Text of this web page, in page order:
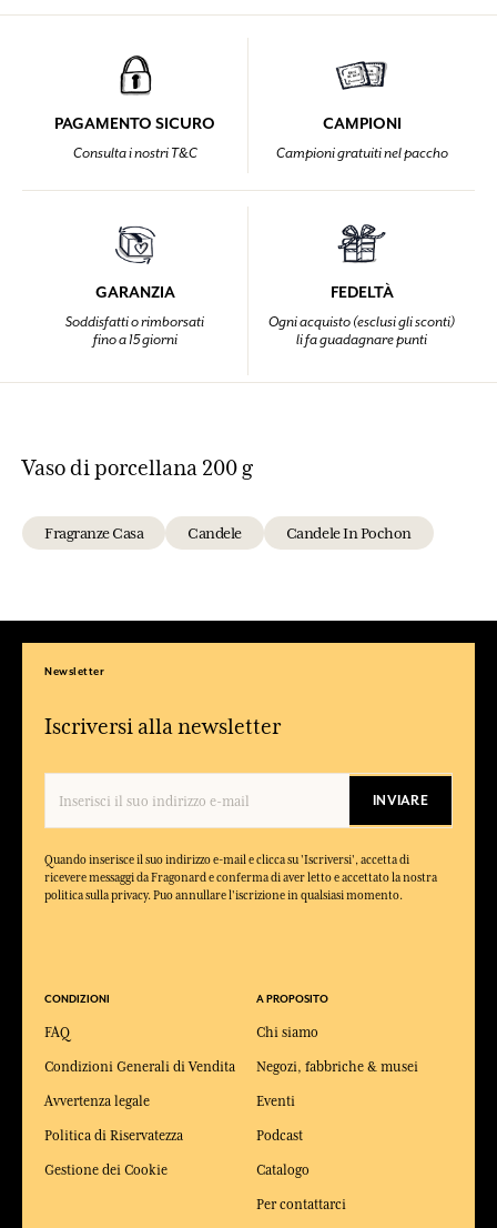
PAGAMENTO SICURO
Consulta i nostri T&C
CAMPIONI
Campioni gratuiti nel paccho
GARANZIA
Soddisfatti o rimborsati
fino a 15 giorni
FEDELTÀ
Ogni acquisto (esclusi gli sconti)
li fa guadagnare punti
Vaso di porcellana 200 g
Fragranze Casa Candele Candele In Pochon
Newsletter
Iscriversi alla newsletter
INVIARE
Quando inserisce il suo indirizzo e-mail e clicca su 'Iscriversi', accetta di
ricevere messaggi da Fragonard e conferma di aver letto e accettato la nostra
politica sulla privacy. Puo annullare l'iscrizione in qualsiasi momento.
CONDIZIONI
FAQ
Condizioni Generali di Vendita
Avvertenza legale
Politica di Riservatezza
Gestione dei Cookie
A PROPOSITO
Chi siamo
Negozi, fabbriche & musei
Eventi
Podcast
Catalogo
Per contattarci